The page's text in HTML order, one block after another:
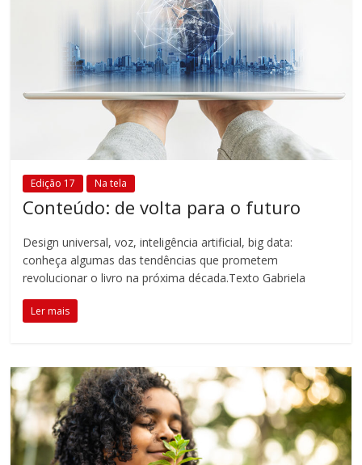
Edição 17 Na tela
Conteúdo: de volta para o futuro
Design universal, voz, inteligência artificial, big data:
conheça algumas das tendências que prometem
revolucionar o livro na próxima década.Texto Gabriela
Ler mais